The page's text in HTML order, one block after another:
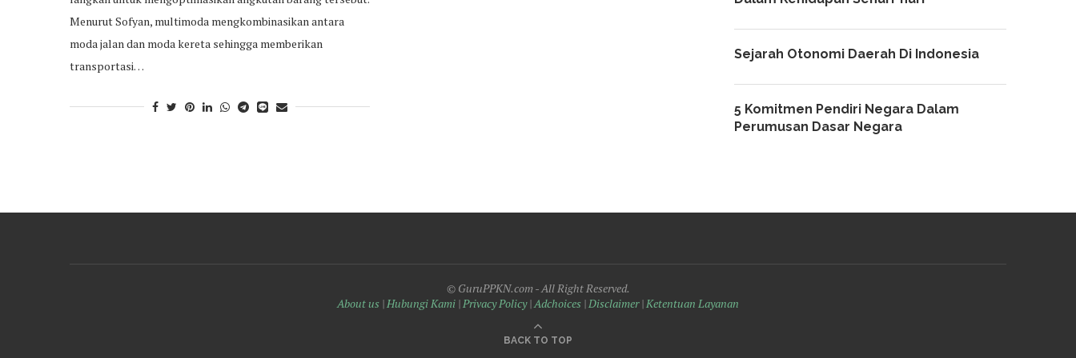
Menurut Sofyan, multimoda mengkombinasikan antara
moda jalan dan moda kereta sehingga memberikan
transportasi…
Sejarah Otonomi Daerah Di Indonesia
5 Komitmen Pendiri Negara Dalam
Perumusan Dasar Negara
© GuruPPKN.com - All Right Reserved.
About us |Hubungi Kami |Privacy Policy|Adchoices |Disclaimer|Ketentuan Layanan
BACK TO TOP